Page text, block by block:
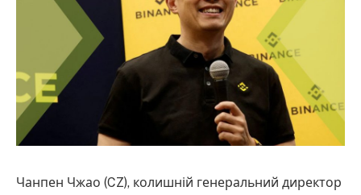
Чанпен Чжао (CZ), колишній генеральний директор